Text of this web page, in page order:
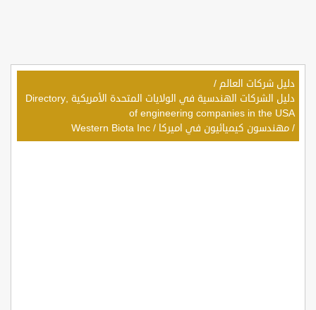
دليل شركات العالم /
دليل الشركات الهندسية في الولايات المتحدة الأمريكية ,Directory
of engineering companies in the USA
/ مهندسون كيميائيون في اميركا /
Western Biota Inc